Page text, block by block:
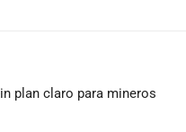
plan claro para mineros